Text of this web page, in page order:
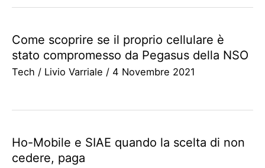
Come scoprire se il proprio cellulare è
stato compromesso da Pegasus della NSO
Tech / Livio Varriale / 4 Novembre 2021
Ho-Mobile e SIAE quando la scelta di non
cedere, paga